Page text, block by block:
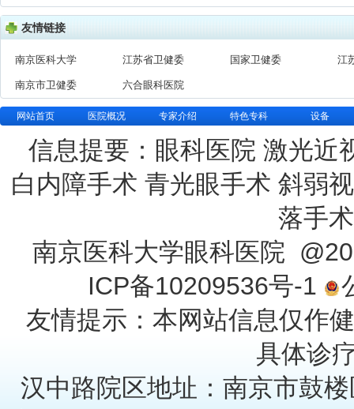
友情链接
南京医科大学 江苏省卫健委 国家卫健委 江
南京市卫健委 六合眼科医院
网站首页 医院概况 专家介绍 特色专科 设备
信息提要：眼科医院 激光近
白内障手术 青光眼手术 斜弱
落手
南京医科大学眼科医院
ICP备10209536号-1
友情提示：本网站信息仅作
具体诊
汉中路院区地址：南京市鼓